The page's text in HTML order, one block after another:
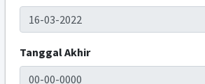
Tanggal Akhir